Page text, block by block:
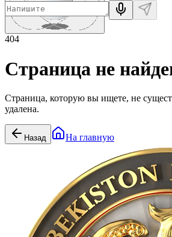
404
Страница не
Страница, которую вы ищете, не
удалена.
Назад На главную